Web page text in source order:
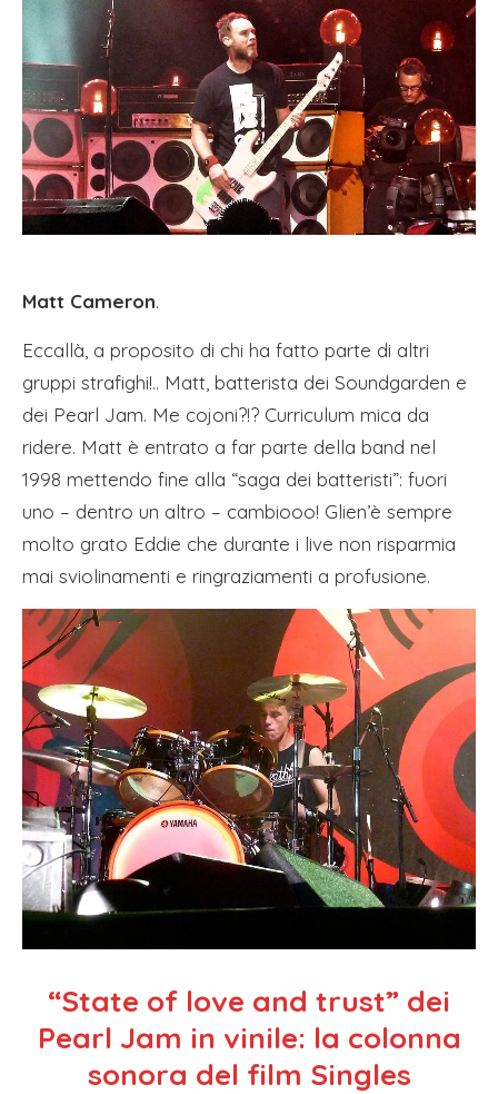
Matt Cameron.
Eccallà, a proposito di chi ha fatto parte di altri
gruppi strafighi!.. Matt, batterista dei Soundgarden e
dei Pearl Jam. Me cojoni?!? Curriculum mica da
ridere. Matt è entrato a far parte della band nel
1998 mettendo fine alla “saga dei batteristi”: fuori
uno – dentro un altro – cambiooo! Glien’è sempre
molto grato Eddie che durante i live non risparmia
mai sviolinamenti e ringraziamenti a profusione.
“State of love and trust” dei
Pearl Jam in vinile: la colonna
sonora del film Singles